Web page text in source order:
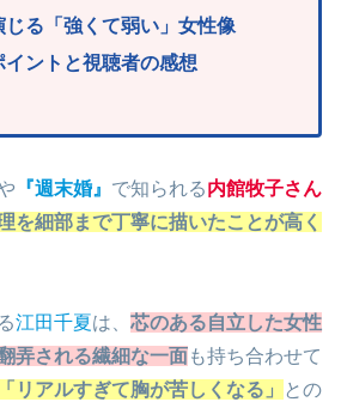
じる「強くて弱い」女性像
ントと視聴者の感想
『週末婚』 で知られる内館牧子さん
を細部まで丁寧に描いたことが高く
江田千夏は、 芯のある自立した女性
弄される繊細な一面も持ち合わせて
「リアルすぎて胸が苦しくなる」
との